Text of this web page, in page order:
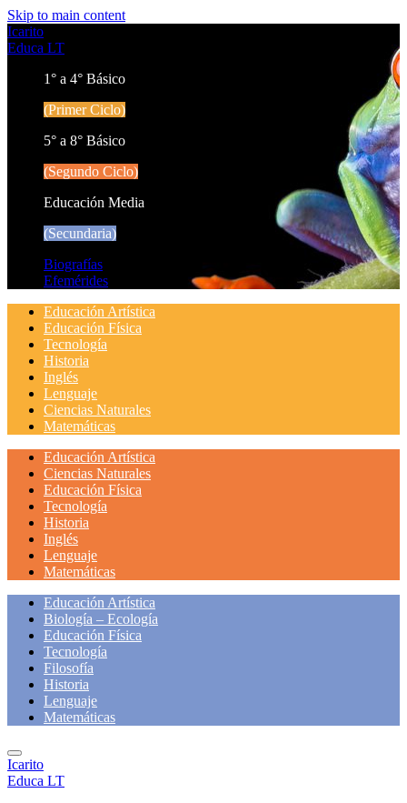
Skip to main content
Icarito
Educa LT
1° a 4° Básico
(Primer Ciclo)
5° a 8° Básico
(Segundo Ciclo)
Educación Media
(Secundaria)
Biografías
Efemérides
Educación Artística
Educación Física
Tecnología
Historia
Inglés
Lenguaje
Ciencias Naturales
Matemáticas
Educación Artística
Ciencias Naturales
Educación Física
Tecnología
Historia
Inglés
Lenguaje
Matemáticas
Educación Artística
Biología – Ecología
Educación Física
Tecnología
Filosofía
Historia
Lenguaje
Matemáticas
Icarito
Educa LT